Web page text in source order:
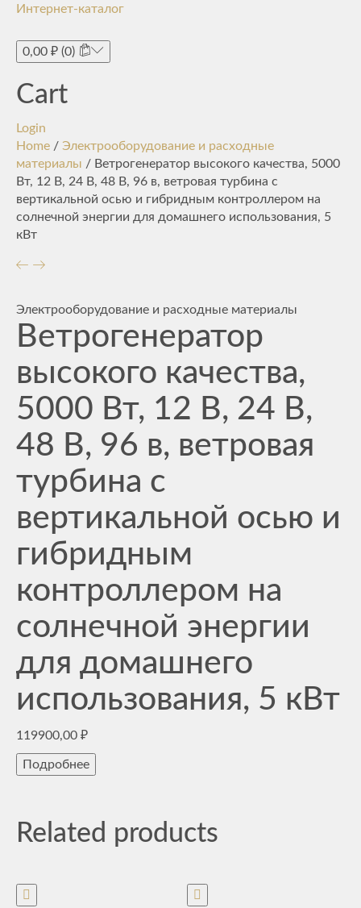
Интернет-каталог
0,00 ₽ (0)
Cart
Login
Home / Электрооборудование и расходные
материалы / Ветрогенератор высокого качества, 5000
Вт, 12 В, 24 В, 48 В, 96 в, ветровая турбина с
вертикальной осью и гибридным контроллером на
солнечной энергии для домашнего использования, 5
кВт
Электрооборудование и расходные материалы
Ветрогенератор
высокого качества,
5000 Вт, 12 В, 24 В,
48 В, 96 в, ветровая
турбина с
вертикальной осью и
гибридным
контроллером на
солнечной энергии
для домашнего
использования, 5 кВт
119900,00 ₽
Подробнее
Related products